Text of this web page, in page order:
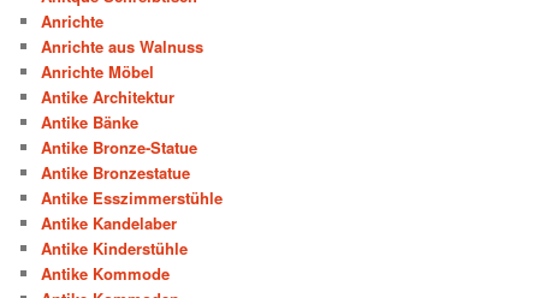
Anrichte
Anrichte aus Walnuss
Anrichte Möbel
Antike Architektur
Antike Bänke
Antike Bronze-Statue
Antike Bronzestatue
Antike Esszimmerstühle
Antike Kandelaber
Antike Kinderstühle
Antike Kommode